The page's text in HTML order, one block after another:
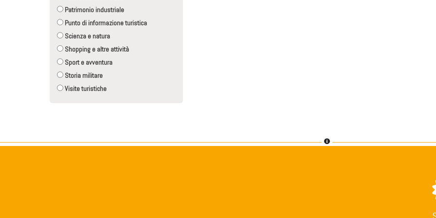
Patrimonio industriale
Punto di informazione turistica
Scienza e natura
Shopping e altre attività
Sport e avventura
Storia militare
Visite turistiche